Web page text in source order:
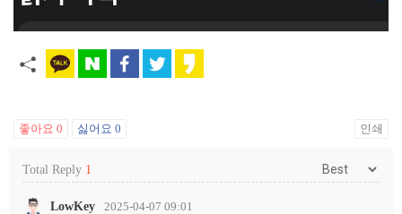
좋아요 0 싫어요 0 인쇄
Total Reply 1
LowKey 2025-04-07 09:01